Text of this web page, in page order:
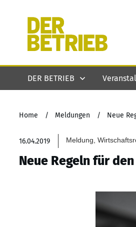
DER BETRIEB
Home / Meldungen / Neue
16.04.2019 Meldung,
Neue Regeln für